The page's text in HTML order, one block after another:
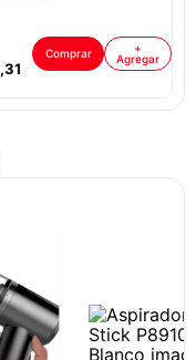
,31
Comprar
+
Agregar